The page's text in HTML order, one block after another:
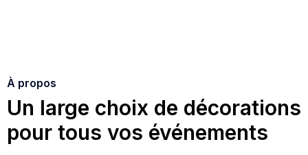
À propos
Un large choix de décorations
pour tous vos événements